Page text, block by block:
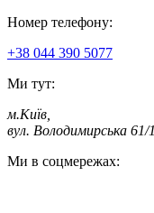
Номер телефону:
+38 044 390 5077
Ми тут:
м.Київ
вул. Володимирська 61/
Ми в соцмережах: